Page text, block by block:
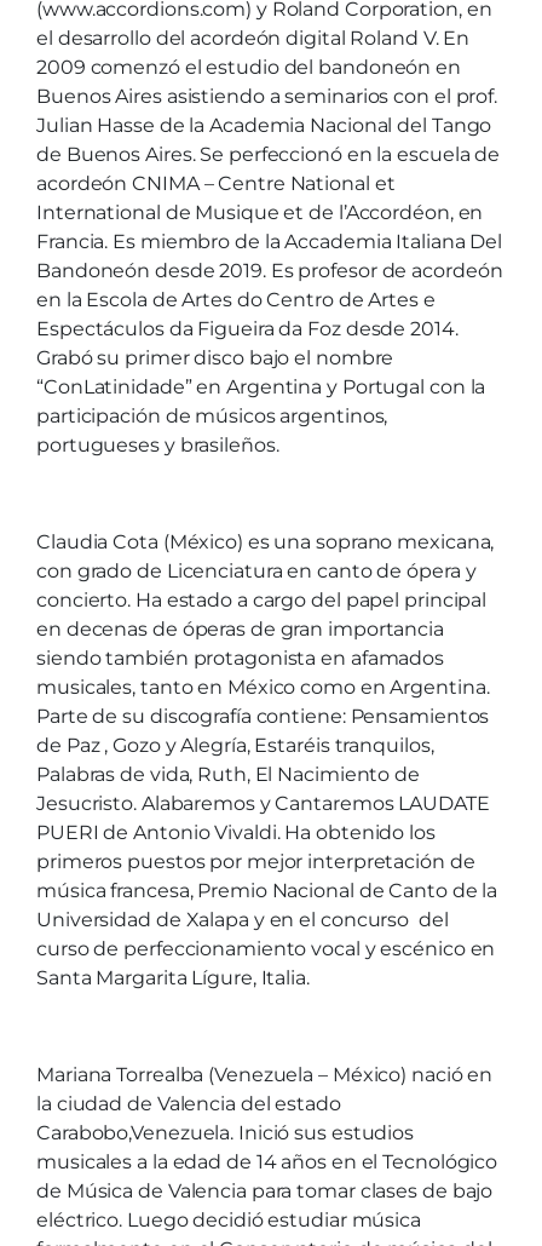
(www.accordions.com) y Roland Corporation, en
el desarrollo del acordeón digital Roland V. En
2009 comenzó el estudio del bandoneón en
Buenos Aires asistiendo a seminarios con el prof.
Julian Hasse de la Academia Nacional del Tango
de Buenos Aires. Se perfeccionó en la escuela de
acordeón CNIMA – Centre National et
International de Musique et de l’Accordéon, en
Francia. Es miembro de la Accademia Italiana Del
Bandoneón desde 2019. Es profesor de acordeón
en la Escola de Artes do Centro de Artes e
Espectáculos da Figueira da Foz desde 2014.
Grabó su primer disco bajo el nombre
“ConLatinidade” en Argentina y Portugal con la
participación de músicos argentinos,
portugueses y brasileños.
Claudia Cota (México) es una soprano mexicana,
con grado de Licenciatura en canto de ópera y
concierto. Ha estado a cargo del papel principal
en decenas de óperas de gran importancia
siendo también protagonista en afamados
musicales, tanto en México como en Argentina.
Parte de su discografía contiene: Pensamientos
de Paz , Gozo y Alegría, Estaréis tranquilos,
Palabras de vida, Ruth, El Nacimiento de
Jesucristo. Alabaremos y Cantaremos LAUDATE
PUERI de Antonio Vivaldi. Ha obtenido los
primeros puestos por mejor interpretación de
música francesa, Premio Nacional de Canto de la
Universidad de Xalapa y en el concurso del
curso de perfeccionamiento vocal y escénico en
Santa Margarita Lígure, Italia.
Mariana Torrealba (Venezuela – México) nació en
la ciudad de Valencia del estado
Carabobo,Venezuela. Inició sus estudios
musicales a la edad de 14 años en el Tecnológico
de Música de Valencia para tomar clases de bajo
eléctrico. Luego decidió estudiar música